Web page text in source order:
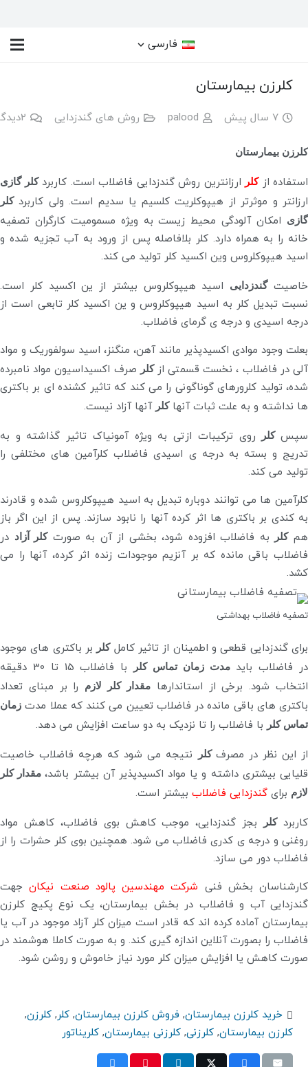
فارسی
کلرزن بیمارستان
7 سال پیش palood روش های گندزدایی 2
کلرزن بیمارستان
استفاده ازکلر ارزانترین روش گندزدایی فاضلاب است. کاربردکلر گازی
ارزانتر و موثرتر از هیپوکلریت کلسیم یا سدیم است. ولی کاربردکلر
گازی امکان آلودگی محیط زیست به ویژه مسمومیت کارگران تصفیه
خانه را به همراه دارد. کلر بلافاصله پس از ورود به آب تجزیه شده و
اسید هیپوکلروس وین اکسید کلر تولید می کند.
خاصیتگندزدایی
اسید هیپوکلروس بیشتر از ین اکسید کلر است.
نسبت تبدیل کلر به اسید هیپوکلروس و ین اکسید کلر تابعی است از
درجه اسیدی و درجه ی گرمای فاضلاب.
بعلت وجود موادی اکسیدپذیر مانند آهن، منگنز، اسید سولفوریک و مواد
آلی در فاضلاب ، نخست قسمتی ازکلر صرف اکسیداسیون مواد نامبرده
شده، تولید کلرورهای گوناگونی را می کند که تاثیر کشنده ای بر باکتری
ها نداشته و به علت ثبات آنهاکلر آنها آزاد نیست.
سپسکلر روی ترکیبات ازتی به ویژه آمونیاک تاثیر گذاشته و به
تدریج و بسته به درجه ی اسیدی فاضلاب کلرآمین های مختلفی را
تولید می کند.
کلرآمین ها می توانند دوباره تبدیل به اسید هیپوکلروس شده و قادرند
به کندی بر باکتری ها اثر کرده آنها را نابود سازند. پس از این اگر باز
همکلر به فاضلاب افزوده شود، بخشی از آن به صورتکلر آزاد در
فاضلاب باقی مانده که بر آنزیم موجودات زنده اثر کرده، آنها را می
کشد.
تصفیه فاضلاب بهداشتی
برای گندزدایی قطعی و اطمینان از تاثیر کاملکلر بر باکتری های موجود
در فاضلاب بایدمدت زمان تماس کلر
با فاضلاب 15 تا 30 دقیقه
انتخاب شود. برخی از استاندارهامقدار کلر لازم
را بر مبنای تعداد
باکتری های باقی مانده در فاضلاب تعیین می کنند که عملا مدت زمان
تماس کلر با فاضلاب را تا نزدیک به دو ساعت افزایش می دهد.
از این نظر در مصرف کلر نتیجه می شود که هرچه فاضلاب خاصیت
قلیایی بیشتری داشته و یا مواد اکسیدپذیر آن بیشتر باشد،مقدار کلر
لازم برای گندزدایی فاضلاب بیشتر است.
کاربردکلر بجز گندزدایی، موجب کاهش بوی فاضلاب، کاهش مواد
روغنی و درجه ی کدری فاضلاب می شود. همچنین بوی کلر حشرات را از
فاضلاب دور می سازد.
کارشناسان بخش فنی شرکت مهندسین پالود صنعت نیکانجهت
گندزدایی آب و فاضلاب در بخش بیمارستان، یک نوع پکیج کلرزن
بیمارستان آماده کرده اند که قادر است میزان کلر آزاد موجود در آب یا
فاضلاب را بصورت آنلاین اندازه گیری کند. و به صورت کاملا هوشمند در
صورت کاهش یا افزایش میزان کلر مورد نیاز خاموش و روشن شود.
خرید کلرزن بیمارستان, فروش کلرزن بیمارستان,کلر,کلرزن,
کلرزن بیمارستان,کلرزنی,کلرزنی بیمارستان,کلریناتور